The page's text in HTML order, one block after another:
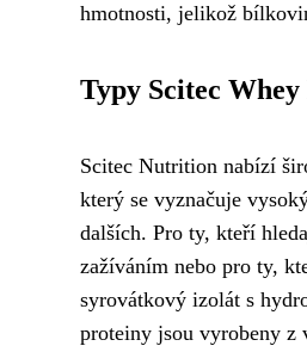
hmotnosti, jelikož
Typy Scitec
Scitec Nutrition nabízí
který se vyznačuje
dalších. Pro ty, kteří
zažíváním nebo pro ty,
syrovátkový izolát s
proteiny jsou vyrobeny z